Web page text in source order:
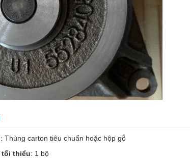
: Thùng carton tiêu chuẩn hoặc hộp gỗ
thiểu: 1 bộ